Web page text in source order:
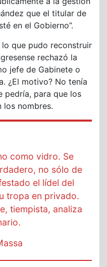
que el titular de
en el Gobierno”.
que pudo reconstruir
rechazó la
jefe de Gabinete o
¿El motivo? No tenía
pedría, para que los
los nombres.
como vidro. Se
no sólo de
el lídel del
tropa en privado.
tiempista, analiza